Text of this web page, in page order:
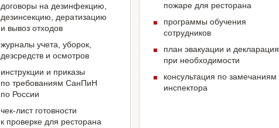
договоры на дезинфекцию,
дезинсекцию, дератизацию
и вывоз отходов
журналы учета, уборок,
дезсредств и осмотров
инструкции и приказы
по требованиям СанПиН
по России
чек-лист готовности
к проверке для ресторана
пожаре для ресторана
программы обучения
сотрудников
план эвакуации и декларация
при необходимости
консультация по замечаниям
инспектора